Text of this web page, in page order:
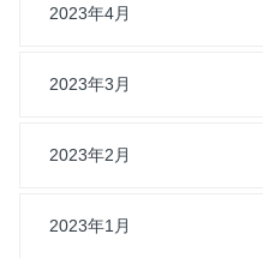
2023年4月
2023年3月
2023年2月
2023年1月